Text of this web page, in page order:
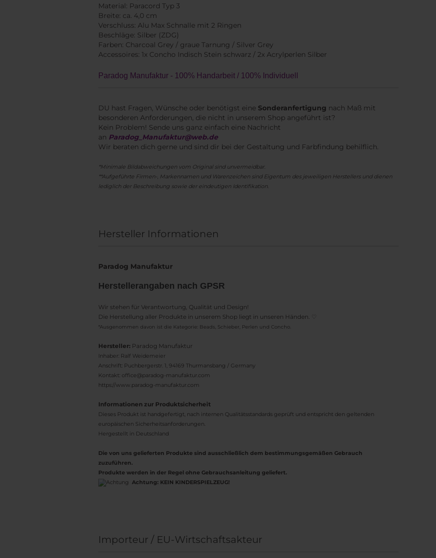
Material: Paracord Typ 3
Breite: ca. 4,0 cm
Verschluss: Alu Max Schnalle mit 2 Ringen
Beschläge: Silber (ZDG)
Farben: Charcoal Grey / graue Tarnung / Silver Grey
Accessoires: 1x Concho Indisch Stein schwarz / 2x Acrylperlen Silber
Paradog Manufaktur - 100% Handarbeit / 100% Individuell
DU hast Fragen, Wünsche oder benötigst eine Sonderanfertigung nach Maß mit
besonderen Anforderungen, die nicht in unserem Shop angeführt ist?
Kein Problem! Sende uns ganz einfach eine Nachricht
an Paradog_Manufaktur@web.de
Wir beraten dich gerne und sind dir bei der Gestaltung und Farbfindung behilflich.
*Minimale Bildabweichungen vom Original sind unvermeidbar.
**Aufgeführte Firmen-, Markennamen und Warenzeichen sind Eigentum des jeweiligen Herstellers und dienen
lediglich der Beschreibung sowie der eindeutigen Identifikation.
Hersteller Informationen
Paradog Manufaktur
Herstellerangaben nach GPSR
Wir stehen für Verantwortung, Qualität und Design!
Die Herstellung aller Produkte in unserem Shop liegt in unseren Händen. ♡
*Ausgenommen davon ist die Kategorie: Beads, Schieber, Perlen und Concho.
Hersteller: Paradog Manufaktur
Inhaber: Ralf Weidemeier
Anschrift: Puchbergerstr. 1, 94169 Thurmansbang / Germany
Kontakt: office@paradog-manufaktur.com
https://www.paradog-manufaktur.com
Informationen zur Produktsicherheit
Dieses Produkt ist handgefertigt, nach internen Qualitätsstandards geprüft und entspricht den geltenden
europäischen Sicherheitsanforderungen.
Hergestellt in Deutschland
Die von uns gelieferten Produkte sind ausschließlich dem bestimmungsgemäßen Gebrauch
zuzuführen.
Produkte werden in der Regel ohne Gebrauchsanleitung geliefert.
Achtung: KEIN KINDERSPIELZEUG!
Importeur / EU-Wirtschaftsakteur